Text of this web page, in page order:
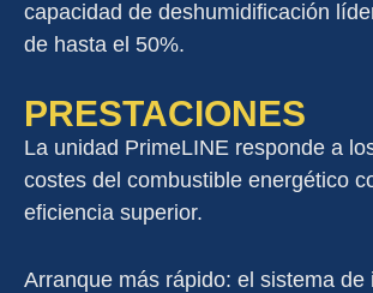
capacidad de deshumidificación
de hasta el 50%.
PRESTACIONES
La unidad PrimeLINE responde a
costes del combustible energético
eficiencia superior.
Arranque más rápido: el sistema de